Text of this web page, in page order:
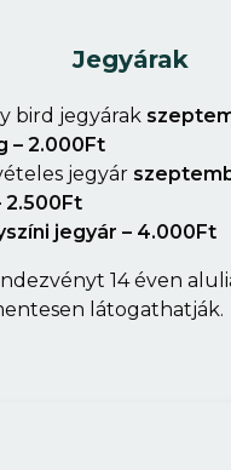
Jegyárak
bird jegyárak
– 2.000Ft
jegyár
2.500Ft
jegyár – 4.000Ft
14 éven
látogathatják.